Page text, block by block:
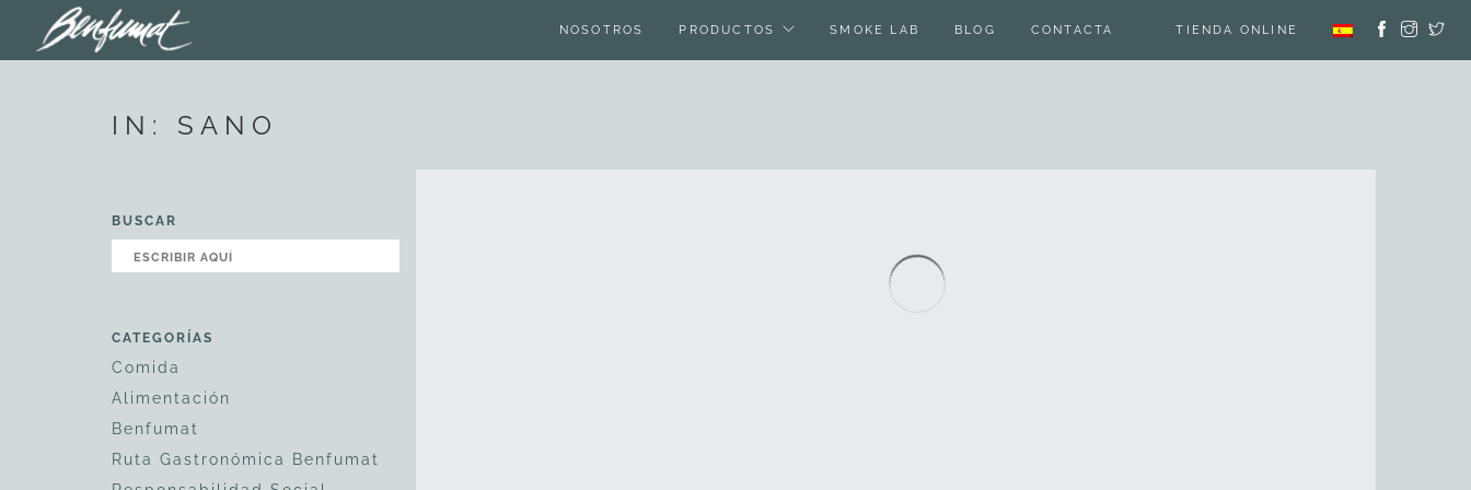
NOSOTROS PRODUCTOS SMOKE LAB BLOG CONTACTA TIENDA ONLINE
IN: SANO
BUSCAR
CATEGORÍAS
Comida
Alimentación
Benfumat
Ruta Gastronómica Benfumat